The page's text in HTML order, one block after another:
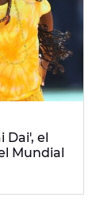
el
Mundial